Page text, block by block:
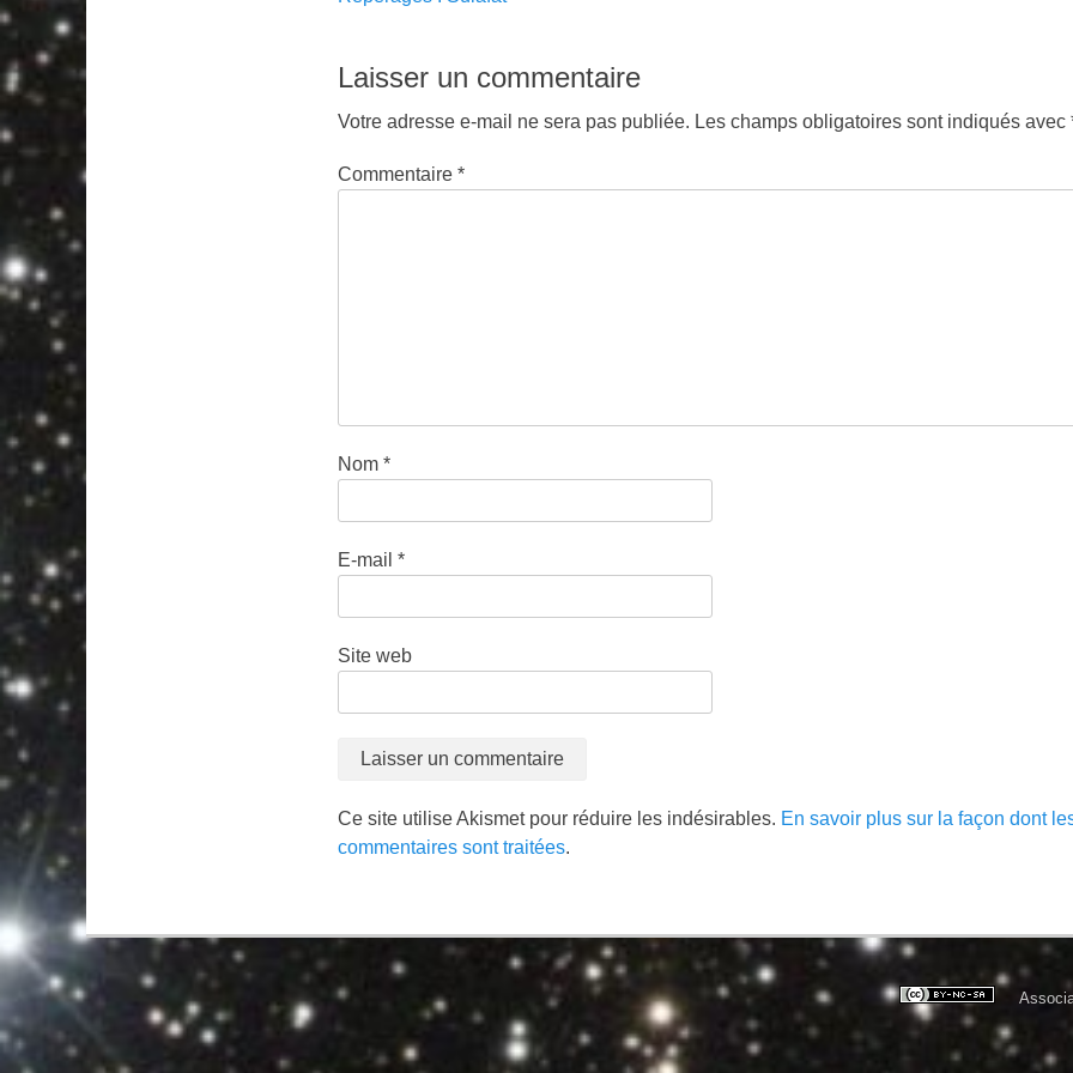
de
l’article
Laisser un commentaire
Votre adresse e-mail ne sera pas publiée. Les champs obligatoires sont indiqués avec
Commentaire *
Nom *
E-mail *
Site web
Ce site utilise Akismet pour réduire les indésirables. En savoir plus sur la façon dont
commentaires sont traitées.